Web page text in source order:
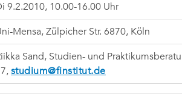
9.2.2010, 10.00-16.00 Uhr
Mensa, Zülpicher Str. 6870, Köln
Sand, Studien- und
studium@finstitut.de